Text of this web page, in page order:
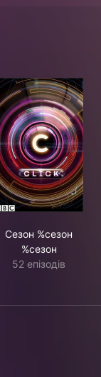
Сезон %сезон
%сезон
52 епізодів